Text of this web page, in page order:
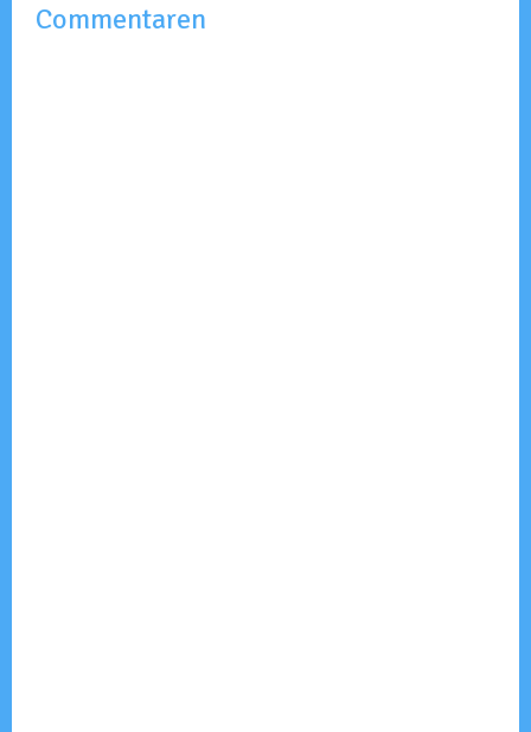
Commentaren